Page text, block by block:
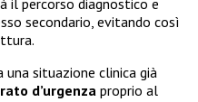
il percorso diagnostico e
secondario, evitando così
situazione clinica già
d’urgenza proprio al